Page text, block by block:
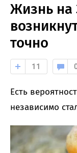
Жизнь на
точно
11
Есть
независимо